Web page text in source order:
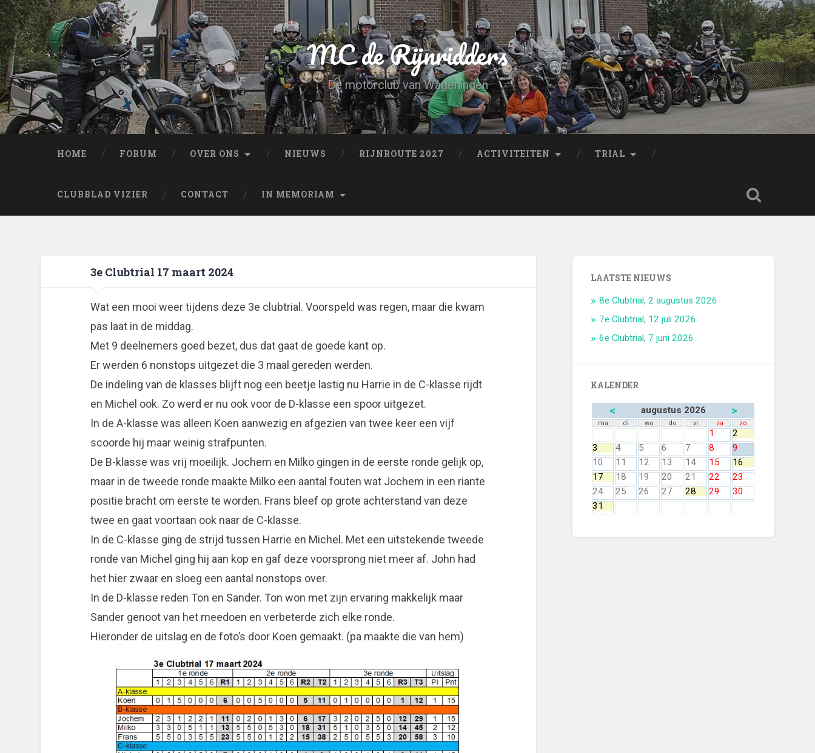
MC de Rijnridders
De motorclub van Wageningen
HOME FORUM OVER ONS NIEUWS RIJNROUTE 2027 ACTIVITEITEN TRIAL
CLUBBLAD VIZIER CONTACT IN MEMORIAM
3e Clubtrial 17 maart 2024
Wat een mooi weer tijdens deze 3e clubtrial. Voorspeld was regen, maar die kwam
pas laat in de middag.
Met 9 deelnemers goed bezet, dus dat gaat de goede kant op.
Er werden 6 nonstops uitgezet die 3 maal gereden werden.
De indeling van de klasses blijft nog een beetje lastig nu Harrie in de C-klasse rijdt
en Michel ook. Zo werd er nu ook voor de D-klasse een spoor uitgezet.
In de A-klasse was alleen Koen aanwezig en afgezien van twee keer een vijf
scoorde hij maar weinig strafpunten.
De B-klasse was vrij moeilijk. Jochem en Milko gingen in de eerste ronde gelijk op,
maar in de tweede ronde maakte Milko een aantal fouten wat Jochem in een riante
positie bracht om eerste te worden. Frans bleef op grote achterstand van deze
twee en gaat voortaan ook naar de C-klasse.
In de C-klasse ging de strijd tussen Harrie en Michel. Met een uitstekende tweede
ronde van Michel ging hij aan kop en gaf deze voorsprong niet meer af. John had
het hier zwaar en sloeg een aantal nonstops over.
In de D-klasse reden Ton en Sander. Ton won met zijn ervaring makkelijk maar
Sander genoot van het meedoen en verbeterde zich elke ronde.
Hieronder de uitslag en de foto’s door Koen gemaakt. (pa maakte die van hem)
LAATSTE NIEUWS
8e Clubtrial, 2 augustus 2026
7e Clubtrial, 12 juli 2026
6e Clubtrial, 7 juni 2026
KALENDER
< augustus 2026 >
ma di wo do vr za zo
1
2
3
4 5 6 7 8
9
10
11 12 13 14 15
16
17
18 19 20 21 22
23
24
25 26 27 28 29
30
31